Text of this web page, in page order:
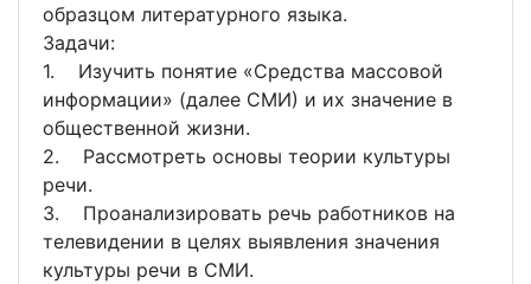
образцом литературного языка.
Задачи:
1. Изучить понятие «Средства массовой
информации» (далее СМИ) и их значение в
общественной жизни.
2. Рассмотреть основы теории культуры
речи.
3. Проанализировать речь работников на
телевидении в целях выявления значения
культуры речи в СМИ.